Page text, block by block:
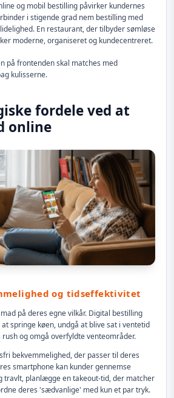
og mobil bestilling påvirker kundernes
i stigende grad nem bestilling med
En restaurant, der tilbyder sømløse
moderne, organiseret og kundecentreret.
på frontenden skal matches med
kulisserne.
fordele ved at
online
og tidseffektivitet
på deres egne vilkår. Digital bestilling
springe køen, undgå at blive sat i ventetid
og omgå overfyldte venteområder.
bekvemmelighed, der passer til deres
smartphone kan kunder gennemse
travlt, planlægge en takeout-tid, der matcher
deres 'sædvanlige' med kun et par tryk.